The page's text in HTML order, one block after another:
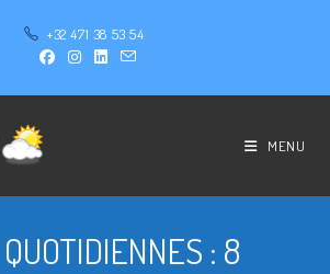
+32 471 38 53 54
MENU
: 8